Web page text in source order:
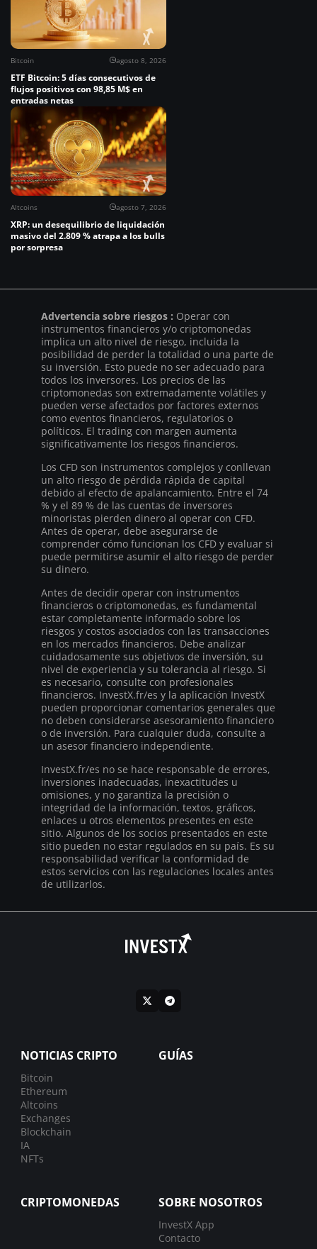
Bitcoin agosto 8, 2026
ETF Bitcoin: 5 días consecutivos de
flujos positivos con 98,85 M$ en
entradas netas
Altcoins agosto 7, 2026
XRP: un desequilibrio de liquidación
masivo del 2.809 % atrapa a los bulls
por sorpresa
Advertencia sobre riesgos : Operar con
instrumentos financieros y/o criptomonedas
implica un alto nivel de riesgo, incluida la
posibilidad de perder la totalidad o una parte de
su inversión. Esto puede no ser adecuado para
todos los inversores. Los precios de las
criptomonedas son extremadamente volátiles y
pueden verse afectados por factores externos
como eventos financieros, regulatorios o
políticos. El trading con margen aumenta
significativamente los riesgos financieros.
Los CFD son instrumentos complejos y conllevan
un alto riesgo de pérdida rápida de capital
debido al efecto de apalancamiento. Entre el 74
% y el 89 % de las cuentas de inversores
minoristas pierden dinero al operar con CFD.
Antes de operar, debe asegurarse de
comprender cómo funcionan los CFD y evaluar si
puede permitirse asumir el alto riesgo de perder
su dinero.
Antes de decidir operar con instrumentos
financieros o criptomonedas, es fundamental
estar completamente informado sobre los
riesgos y costos asociados con las transacciones
en los mercados financieros. Debe analizar
cuidadosamente sus objetivos de inversión, su
nivel de experiencia y su tolerancia al riesgo. Si
es necesario, consulte con profesionales
financieros. InvestX.fr/es y la aplicación InvestX
pueden proporcionar comentarios generales que
no deben considerarse asesoramiento financiero
o de inversión. Para cualquier duda, consulte a
un asesor financiero independiente.
InvestX.fr/es no se hace responsable de errores,
inversiones inadecuadas, inexactitudes u
omisiones, y no garantiza la precisión o
integridad de la información, textos, gráficos,
enlaces u otros elementos presentes en este
sitio. Algunos de los socios presentados en este
sitio pueden no estar regulados en su país. Es su
responsabilidad verificar la conformidad de
estos servicios con las regulaciones locales antes
de utilizarlos.
NOTICIAS CRIPTO
Bitcoin
Ethereum
Altcoins
Exchanges
Blockchain
IA
NFTs
GUÍAS
CRIPTOMONEDAS SOBRE NOSOTROS
InvestX App
Contacto